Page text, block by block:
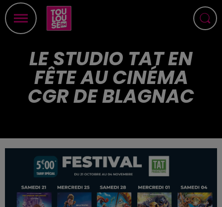
LE STUDIO TAT EN
FÊTE AU CINÉMA
CGR DE BLAGNAC